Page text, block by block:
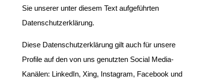
Sie unserer unter diesem Text aufgeführten
Datenschutzerklärung.
Diese Datenschutzerklärung gilt auch für unsere
Profile auf den von uns genutzten Social Media-
Kanälen: LinkedIn, Xing, Instagram, Facebook und